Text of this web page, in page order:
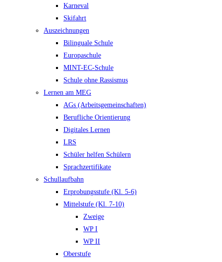
Karneval
Skifahrt
Auszeichnungen
Bilinguale Schule
Europaschule
MINT-EC-Schule
Schule ohne Rassismus
Lernen am MEG
AGs (Arbeitsgemeinschaften)
Berufliche Orientierung
Digitales Lernen
LRS
Schüler helfen Schülern
Sprachzertifikate
Schullaufbahn
Erprobungsstufe (Kl. 5-6)
Mittelstufe (Kl. 7-10)
Zweige
WP I
WP II
Oberstufe